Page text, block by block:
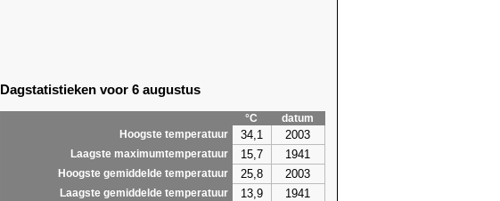
Dagstatistieken voor 6 augustus
°C
datum
Hoogste temperatuur
34,1 2003
Laagste maximumtemperatuur 15,7 1941
Hoogste gemiddelde temperatuur 25,8 2003
Laagste gemiddelde temperatuur 13,9 1941